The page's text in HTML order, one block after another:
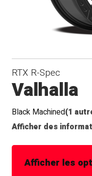
RTX R-Spec
Valhalla
Black Machined(1
Afficher des
Afficher les